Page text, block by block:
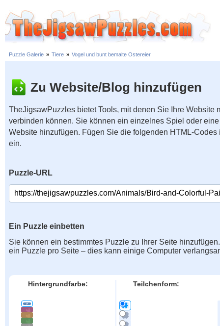
Puzzle Galerie » Tiere » Vogel und bunt bemalte Ostereier
Zu Website/Blog hinzufügen
TheJigsawPuzzles bietet Tools, mit denen Sie Ihre Website
verbinden können. Sie können ein einzelnes Spiel oder
Website hinzufügen. Fügen Sie die folgenden HTML-
ein.
Puzzle-URL
Ein Puzzle einbetten
Sie können ein bestimmtes Puzzle zu Ihrer Seite
ein Puzzle pro Seite – dies kann einige Computer
Hintergrundfarbe: Teilchenform: